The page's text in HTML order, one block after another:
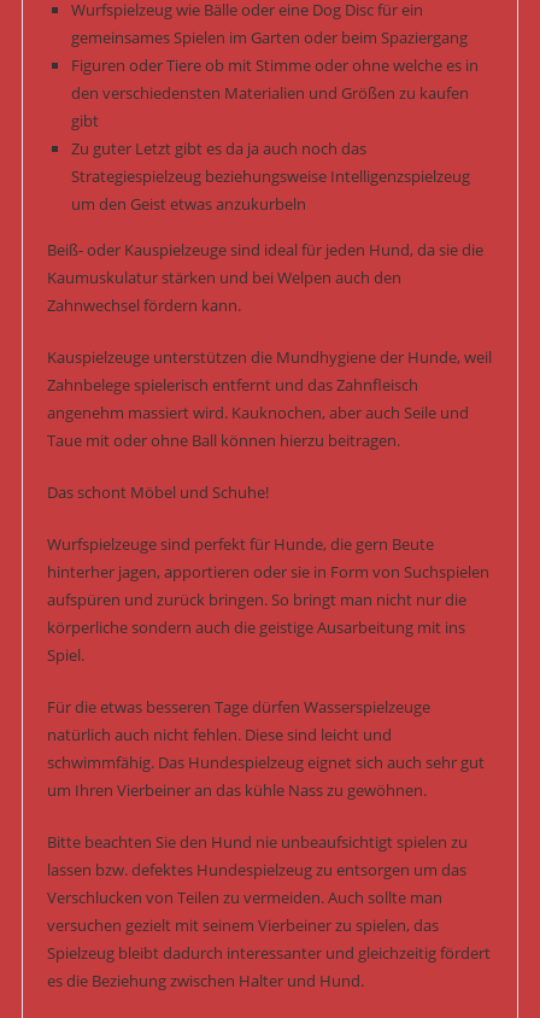
Wurfspielzeug wie Bälle oder eine Dog Disc für ein
gemeinsames Spielen im Garten oder beim Spaziergang
Figuren oder Tiere ob mit Stimme oder ohne welche es in
den verschiedensten Materialien und Größen zu kaufen
gibt
Zu guter Letzt gibt es da ja auch noch das
Strategiespielzeug beziehungsweise Intelligenzspielzeug
um den Geist etwas anzukurbeln
Beiß- oder Kauspielzeuge sind ideal für jeden Hund, da sie die
Kaumuskulatur stärken und bei Welpen auch den
Zahnwechsel fördern kann.
Kauspielzeuge unterstützen die Mundhygiene der Hunde, weil
Zahnbelege spielerisch entfernt und das Zahnfleisch
angenehm massiert wird. Kauknochen, aber auch Seile und
Taue mit oder ohne Ball können hierzu beitragen.
Das schont Möbel und Schuhe!
Wurfspielzeuge sind perfekt für Hunde, die gern Beute
hinterher jagen, apportieren oder sie in Form von Suchspielen
aufspüren und zurück bringen. So bringt man nicht nur die
körperliche sondern auch die geistige Ausarbeitung mit ins
Spiel.
Für die etwas besseren Tage dürfen Wasserspielzeuge
natürlich auch nicht fehlen. Diese sind leicht und
schwimmfähig. Das Hundespielzeug eignet sich auch sehr gut
um Ihren Vierbeiner an das kühle Nass zu gewöhnen.
Bitte beachten Sie den Hund nie unbeaufsichtigt spielen zu
lassen bzw. defektes Hundespielzeug zu entsorgen um das
Verschlucken von Teilen zu vermeiden. Auch sollte man
versuchen gezielt mit seinem Vierbeiner zu spielen, das
Spielzeug bleibt dadurch interessanter und gleichzeitig fördert
es die Beziehung zwischen Halter und Hund.